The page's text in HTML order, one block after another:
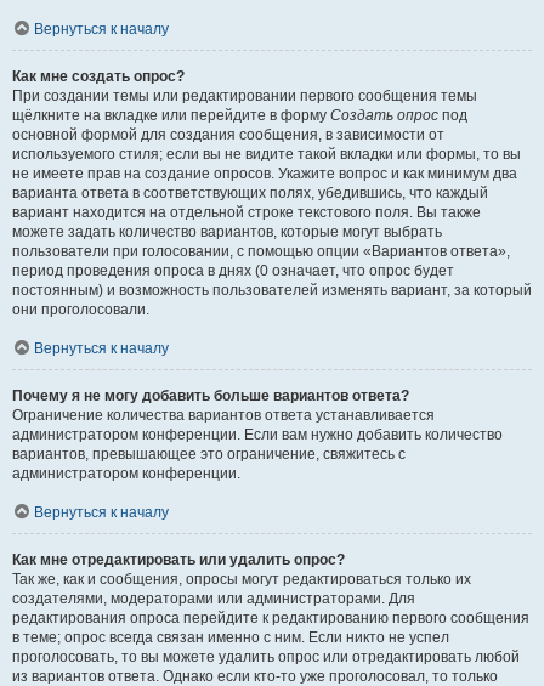
Вернуться к началу
Как мне создать опрос?
При создании темы или редактировании первого сообщения темы
щёлкните на вкладке или перейдите в форму Создать опрос под
основной формой для создания сообщения, в зависимости от
используемого стиля; если вы не видите такой вкладки или формы, то вы
не имеете прав на создание опросов. Укажите вопрос и как минимум два
варианта ответа в соответствующих полях, убедившись, что каждый
вариант находится на отдельной строке текстового поля. Вы также
можете задать количество вариантов, которые могут выбрать
пользователи при голосовании, с помощью опции «Вариантов ответа»,
период проведения опроса в днях (0 означает, что опрос будет
постоянным) и возможность пользователей изменять вариант, за который
они проголосовали.
Вернуться к началу
Почему я не могу добавить больше вариантов ответа?
Ограничение количества вариантов ответа устанавливается
администратором конференции. Если вам нужно добавить количество
вариантов, превышающее это ограничение, свяжитесь с
администратором конференции.
Вернуться к началу
Как мне отредактировать или удалить опрос?
Так же, как и сообщения, опросы могут редактироваться только их
создателями, модераторами или администраторами. Для
редактирования опроса перейдите к редактированию первого сообщения
в теме; опрос всегда связан именно с ним. Если никто не успел
проголосовать, то вы можете удалить опрос или отредактировать любой
из вариантов ответа. Однако если кто-то уже проголосовал, то только